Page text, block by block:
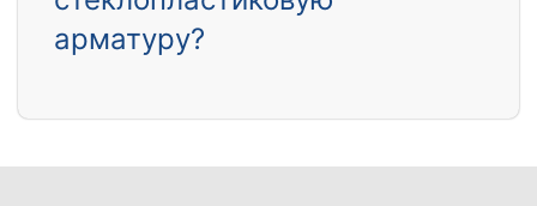
арматуру?